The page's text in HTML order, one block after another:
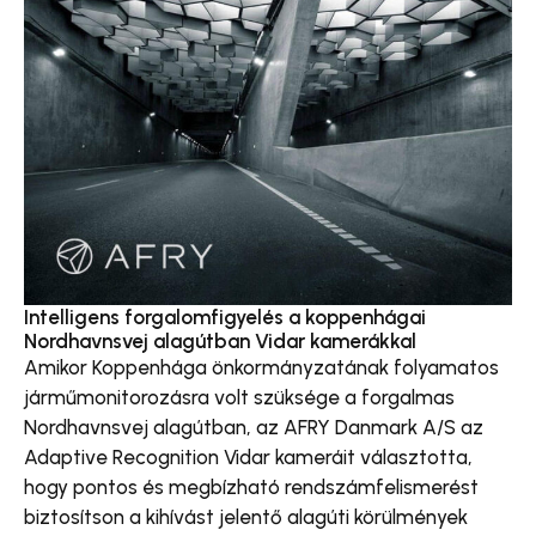
Intelligens forgalomfigyelés a koppenhágai
Nordhavnsvej alagútban Vidar kamerákkal
Amikor Koppenhága önkormányzatának folyamatos
járműmonitorozásra volt szüksége a forgalmas
Nordhavnsvej alagútban, az AFRY Danmark A/S az
Adaptive Recognition Vidar kameráit választotta,
hogy pontos és megbízható rendszámfelismerést
biztosítson a kihívást jelentő alagúti körülmények